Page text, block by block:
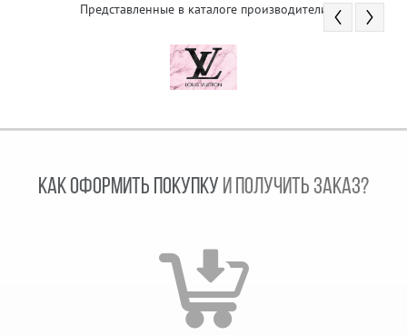
Представленные в каталоге производители
КАК ОФОРМИТЬ ПОКУПКУ И ПОЛУЧИТЬ ЗАКАЗ?